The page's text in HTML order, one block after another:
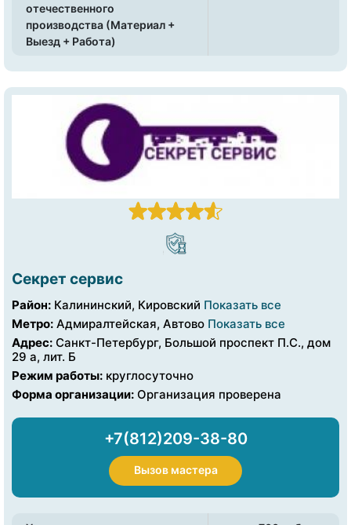
отечественного
производства (Материал +
Выезд + Работа)
Секрет сервис
Район: Калининский, Кировский Показать все
Метро: Адмиралтейская, Автово Показать все
Адрес: Санкт-Петербург, Большой проспект П.С., дом
29 а, лит. Б
Режим работы: круглосуточно
Форма организации: Организация проверена
+7(812)209-38-80
Вызов мастера